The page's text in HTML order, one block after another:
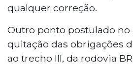
qualquer correção.
Outro ponto postulado no
quitação das obrigações
ao trecho III, da rodovia